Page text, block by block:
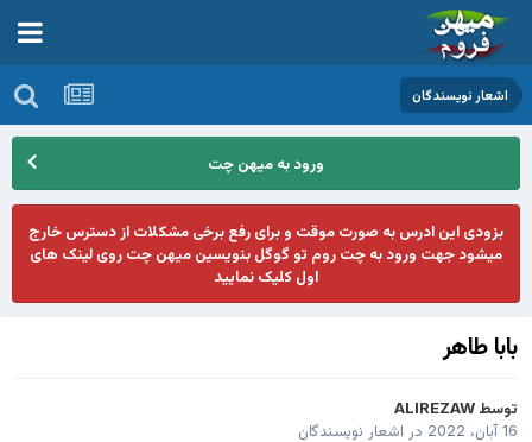
اشعار نویسندگان
ورود به میهن چت
بزودی این ادرس به صورت موقت و برای رفع برخی مشکلات از دسترس خارج
میشود جهت ورود به چت روم تو گوگل بنویسین میهن چت روی لینک های
اول کلیک نمایید
بابا طاهر
توسط ALIREZAW
16 آبان، 2022
در اشعار نویسندگان